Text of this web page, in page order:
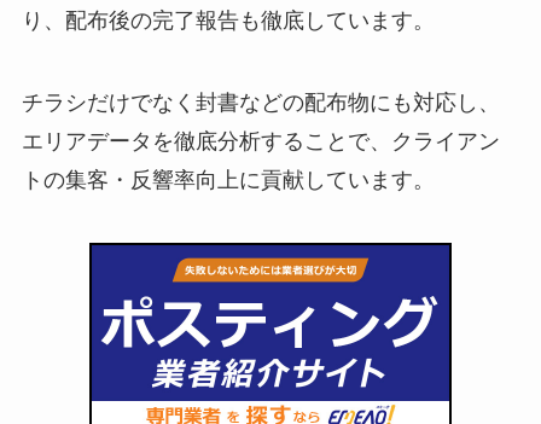
り、配布後の完了報告も徹底しています。
チラシだけでなく封書などの配布物にも対応し、
エリアデータを徹底分析することで、クライアン
トの集客・反響率向上に貢献しています。